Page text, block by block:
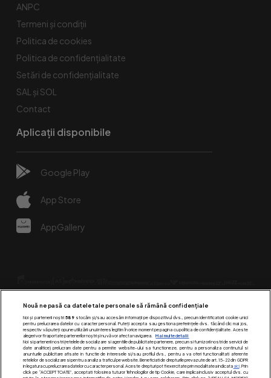
ANPC
Termeni și condiții
Politica de cookies
Politica de confidențialitate
Setări de confidențialitate
SAL și SOL
Contact
Aplicații disponibile
Google Play
App Store
AppGallery
Urmărește-ne pe:
Nouă ne pasă ca datele tale personale să rămână confidențiale
Noi și partenerii noștri 589stocăm și/sau accesăm informații pe dispozitivul dvs., precum identificatorii cookie unici
pentru prelucrarea datelor cu caracter personal. Puteți accepta sau gestiona preferințele dvs. făcând clic mai jos,
respectiv vă puteți opune utilizării unui interes legitim în orice moment pe pagina cu politica de confidențialitate. Aceste
alegeri vor fi raportate partenerilor noștri și nu vă vor afecta navigarea.
Mai multe detalii
Noi si partenerii nostri (retelele de socializare si agentiile de publicitate partenere, precum si furnizorii nostri de servicii de
date analitice) prelucram date pentru a permite website-ului sa functioneze, pentru a personaliza continutul si
anunturile publicitare afisate in functie de interesele si/sau profilul dvs., pentru a va oferi functionalitati aferente
retelelor de socializare si pentru a analiza traficul pe website. Beneficiati de drepturile prevazute de art. 15-22 din GDPR
in legatura cu prelucrarea datelor cu caracter personal. Aceste drepturi pot fi exercitate prin modalitatea indicataaici. Prin
click pe “ACCEPT TOATE”, acceptati folosirea tuturor Tehnologiilor de tip Cookie, care implica inclusiv acceptul dvs. cu